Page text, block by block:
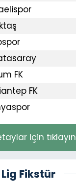
FK
FK
için tıklayın
Fikstür